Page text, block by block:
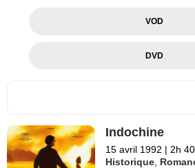
VOD
DVD
Indochine
15 avril 1992 | 2h
Historique